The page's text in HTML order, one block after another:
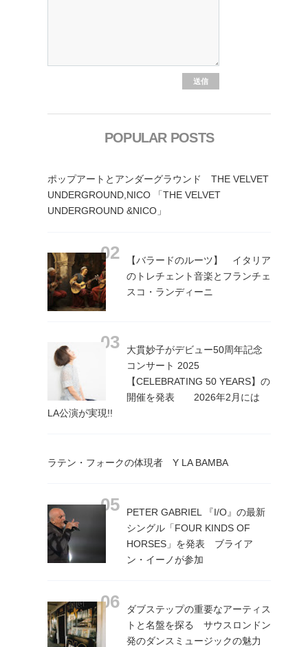
POPULAR POSTS
ポップアートとアンダーグラウンド THE VELVET
UNDERGROUND,NICO 「THE VELVET
UNDERGROUND &NICO」
【バラードのルーツ】 イタリア
のトレチェント音楽とフランチェ
スコ・ランディーニ
大貫妙子がデビュー50周年記念
コンサート 2025
【CELEBRATING 50 YEARS】の
開催を発表 2026年2月には
LA公演が実現!!
ラテン・フォークの体現者 Y LA BAMBA
PETER GABRIEL 『I/O』の最新
シングル「FOUR KINDS OF
HORSES」を発表 ブライア
ン・イーノが参加
ダブステップの重要なアーティス
トと名盤を探る サウスロンドン
発のダンスミュージックの魅力